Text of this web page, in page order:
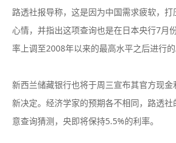
路透社报导称，这是因为中国需求疲软，打
心情，并指出这项查询也是在日本央行7月
率上调至2008年以来的最高水平之后进行的
新西兰储藏银行也将于周三宣布其官方现金
新决定。经济学家的预期各不相同，路透社
意查询猜测，央即将保持5.5%的利率。